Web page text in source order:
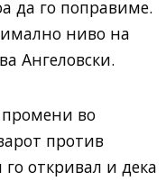
да го поправиме.
ниво на
Ангеловски.
во
против
откривал и дека